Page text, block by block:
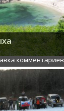
комментариев